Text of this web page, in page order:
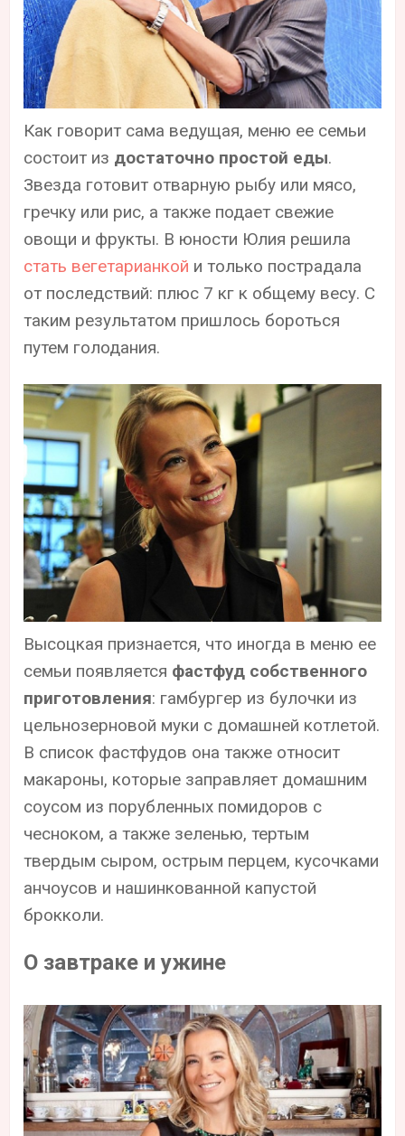
Как говорит сама ведущая, меню ее семьи
состоит из достаточно простой еды.
Звезда готовит отварную рыбу или мясо,
гречку или рис, а также подает свежие
овощи и фрукты. В юности Юлия решила
стать вегетарианкой и только пострадала
от последствий: плюс 7 кг к общему весу. С
таким результатом пришлось бороться
путем голодания.
Высоцкая признается, что иногда в меню ее
семьи появляется фастфуд собственного
приготовления: гамбургер из булочки из
цельнозерновой муки с домашней котлетой.
В список фастфудов она также относит
макароны, которые заправляет домашним
соусом из порубленных помидоров с
чесноком, а также зеленью, тертым
твердым сыром, острым перцем, кусочками
анчоусов и нашинкованной капустой
брокколи.
О завтраке и ужине